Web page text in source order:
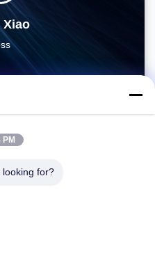
Xiao
PM
looking for?